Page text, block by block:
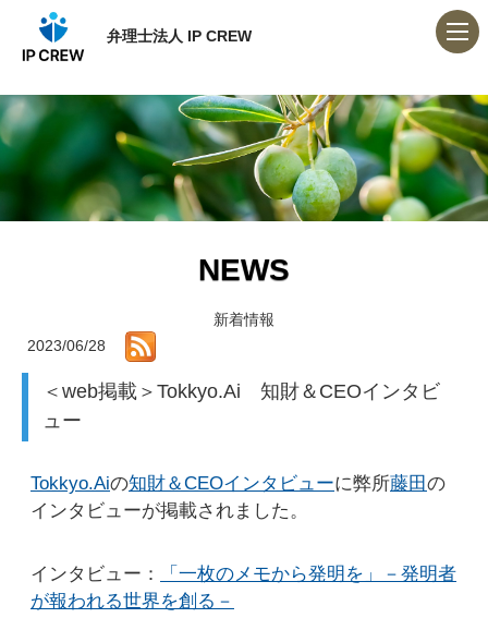
弁理士法人 IP CREW
NEWS
新着情報
2023/06/28
＜web掲載＞Tokkyo.Ai 知財＆CEOインタビ
ュー
Tokkyo.Aiの知財＆CEOインタビューに弊所藤田 の
インタビューが掲載されました。
インタビュー：
「一枚のメモから発明を」－発明者
が報われる世界を創る－